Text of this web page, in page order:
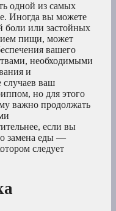
одной из самых
Иногда вы можете
боли или застойных
пищи, может
вашего
необходимыми
и
случаев ваш
но для этого
важно продолжать
если вы
замена еды —
следует